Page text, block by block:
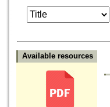
Available resources